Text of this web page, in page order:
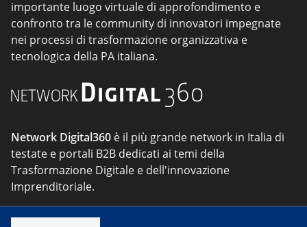
importante luogo virtuale di approfondimento e
confronto tra le community di innovatori impegnate
nei processi di trasformazione organizzativa e
tecnologica della PA italiana.
Network Digital360 è il più grande network in Italia di
testate e portali B2B dedicati ai temi della
Trasformazione Digitale e dell'innovazione
Imprenditoriale.